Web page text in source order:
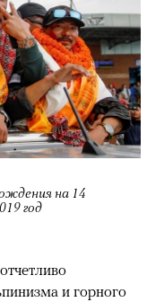
на 14
год
и горного